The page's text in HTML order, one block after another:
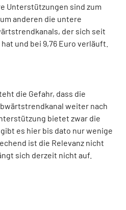
Unterstützungen sind zum
anderen die untere
der sich seit
und bei 9,76 Euro verläuft.
die Gefahr, dass die
weiter nach
bietet zwar die
gibt es hier bis dato nur wenige
ist die Relevanz nicht
sich derzeit nicht auf.